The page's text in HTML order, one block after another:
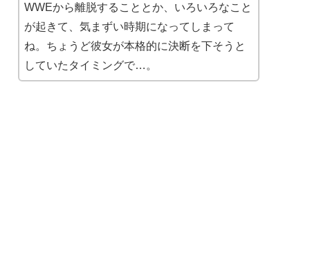
WWEから離脱することとか、いろいろなこと
が起きて、気まずい時期になってしまって
ね。ちょうど彼女が本格的に決断を下そうと
していたタイミングで…。